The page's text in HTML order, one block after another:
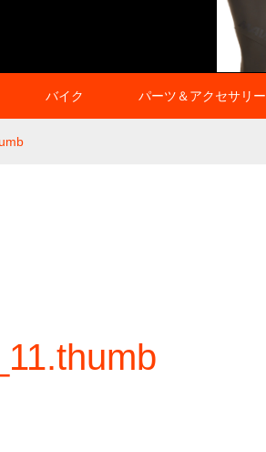
バイク パーツ＆アクセサリー